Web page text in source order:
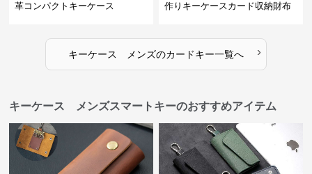
革コンパクトキーケース
作りキーケースカード収納財布
キーケース メンズのカードキー一覧へ ›
キーケース メンズスマートキーのおすすめアイテム